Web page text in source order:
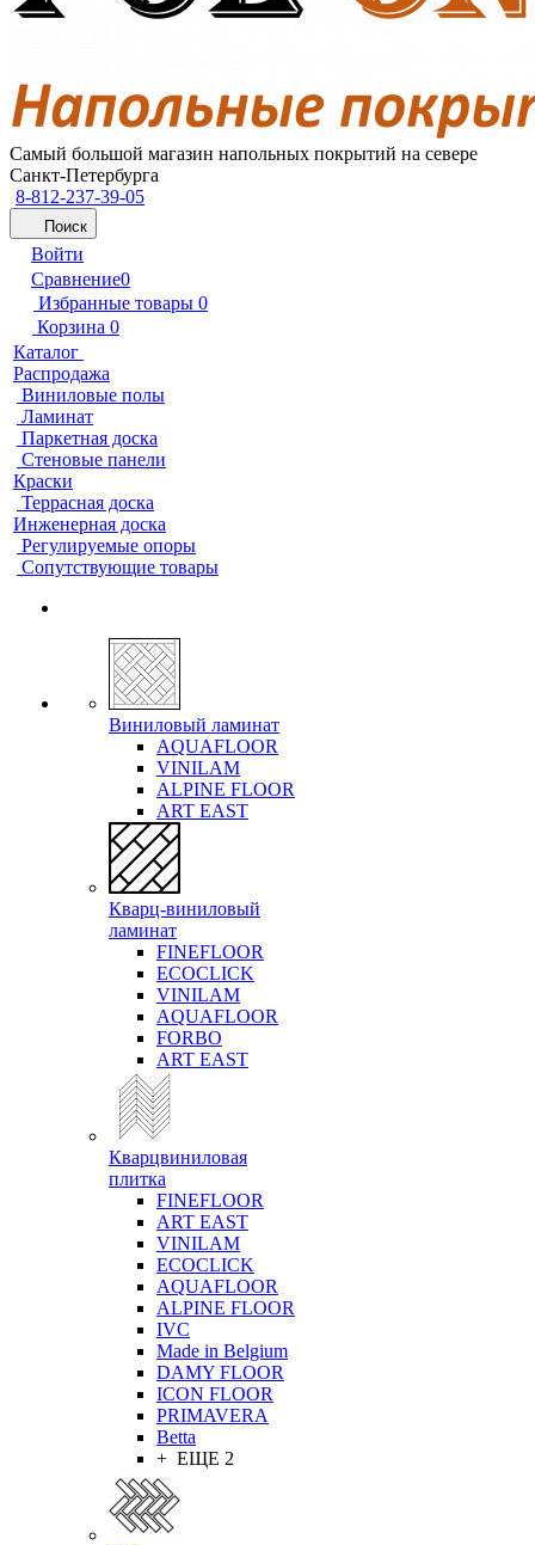
Самый большой магазин напольных покрытий на севере
Санкт-Петербурга
8-812-237-39-05
Поиск
Войти
Сравнение0
Избранные товары 0
Корзина 0
Каталог
Распродажа
Виниловые полы
Ламинат
Паркетная доска
Стеновые панели
Краски
Террасная доска
Инженерная доска
Регулируемые опоры
Сопутствующие товары
Виниловый ламинат
AQUAFLOOR
VINILAM
ALPINE FLOOR
ART EAST
Кварц-виниловый
ламинат
FINEFLOOR
ECOCLICK
VINILAM
AQUAFLOOR
FORBO
ART EAST
Кварцвиниловая
плитка
FINEFLOOR
ART EAST
VINILAM
ECOCLICK
AQUAFLOOR
ALPINE FLOOR
IVC
Made in Belgium
DAMY FLOOR
ICON FLOOR
PRIMAVERA
Betta
+ ЕЩЕ 2